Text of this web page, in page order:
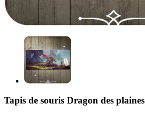
Tapis de souris Dragon des plaines